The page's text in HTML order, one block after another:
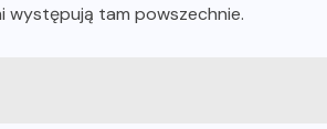
występują tam powszechnie.